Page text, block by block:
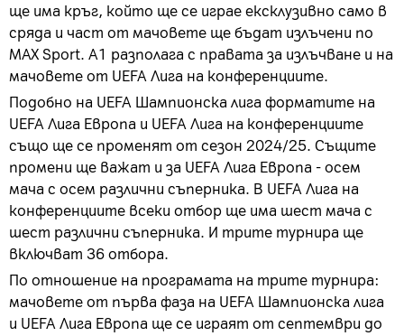
ще има кръг, който ще се играе ексклузивно само в
сряда и част от мачовете ще бъдат излъчени по
MAX Sport. А1 разполага с правата за излъчване и на
мачовете от UEFA Лига на конференциите.
Подобно на UEFA Шампионска лига форматите на
UEFA Лига Европа и UEFA Лига на конференциите
също ще се променят от сезон 2024/25. Същите
промени ще важат и за UEFA Лига Европа - осем
мача с осем различни съперника. В UEFA Лига на
конференциите всеки отбор ще има шест мача с
шест различни съперника. И трите турнира ще
включват 36 отбора.
По отношение на програмата на трите турнира:
мачовете от първа фаза на UEFA Шампионска лига
и UEFA Лига Европа ще се играят от септември до